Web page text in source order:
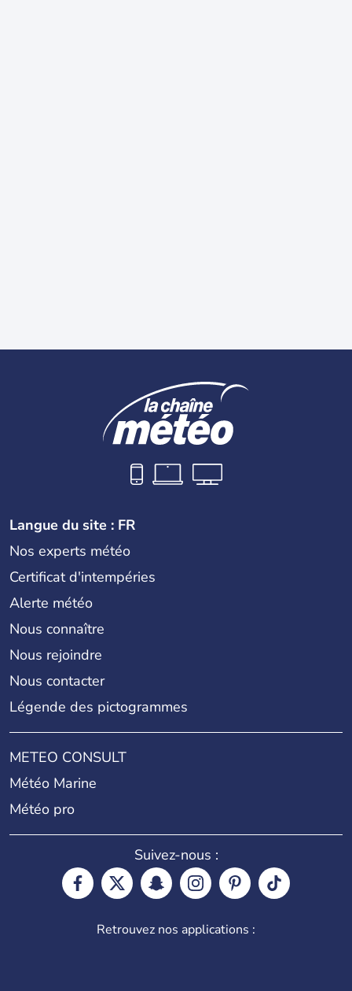
Langue du site : FR
Nos experts météo
Certificat d'intempéries
Alerte météo
Nous connaître
Nous rejoindre
Nous contacter
Légende des pictogrammes
METEO CONSULT
Météo Marine
Météo pro
Suivez-nous :
Retrouvez nos applications :